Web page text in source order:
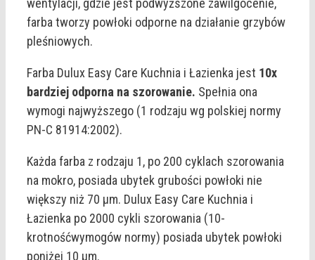
wentylacji, gdzie jest podwyższone zawilgocenie,
farba tworzy powłoki odporne na działanie grzybów
pleśniowych.
Farba Dulux Easy Care Kuchnia i Łazienka jest 10x
bardziej odporna na szorowanie. Spełnia ona
wymogi najwyższego (1 rodzaju wg polskiej normy
PN-C 81914:2002).
Każda farba z rodzaju 1, po 200 cyklach szorowania
na mokro, posiada ubytek grubości powłoki nie
większy niż 70 μm. Dulux Easy Care Kuchnia i
Łazienka po 2000 cykli szorowania (10-
krotnośćwymogów normy) posiada ubytek powłoki
poniżej 10 μm.